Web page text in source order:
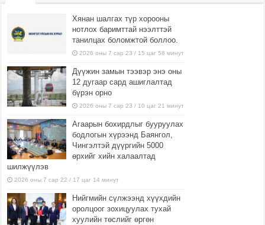
Хянан шалгах түр хорооны
нотлох баримттай нээлттэй
танилцах боломжтой боллоо.
2026 оны 7 сар 23 / 15 цаг 58 минут
Дүүжин замын тээвэр энэ оны
12 дугаар сард ашиглалтад
бүрэн орно
2026 оны 7 сар 23 / 10 цаг 21 минут
Агаарын бохирдлыг бууруулах
бодлогын хүрээнд Баянгол,
Чингэлтэй дүүргийн 5000
өрхийг хийн халаалтад
шилжүүлэв
2026 оны 7 сар 22 / 17 цаг 14 минут
Нийгмийн сүлжээнд хүүхдийн
оролцоог зохицуулах тухай
хуулийн төслийг өргөн